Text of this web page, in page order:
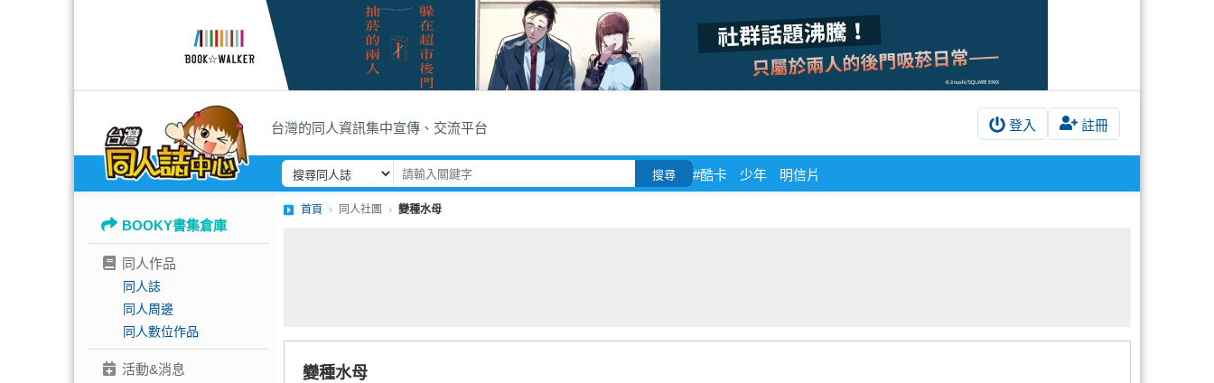
台灣的同人資訊集中宣傳、交流平台 登入 註冊
搜尋 #酷卡 少年 明信片
BOOKY書集倉庫
同人作品
同人誌
同人周邊
同人數位作品
活動&消息
首頁 同人社團 變種水母
變種水母